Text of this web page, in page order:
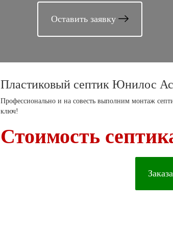
Оставить заявку
Пластиковый септик Юнилос
Профессионально и на совесть выполним монтаж
ключ!
Стоимость